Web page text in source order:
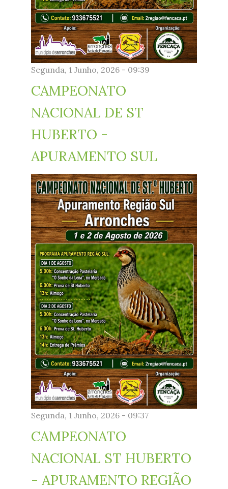
Segunda, 1 Junho, 2026 - 09:39
CAMPEONATO
NACIONAL DE ST
HUBERTO -
APURAMENTO SUL
cartaz_arronches1.jpg
Segunda, 1 Junho, 2026 - 09:37
CAMPEONATO
NACIONAL ST HUBERTO
- APURAMENTO REGIÃO